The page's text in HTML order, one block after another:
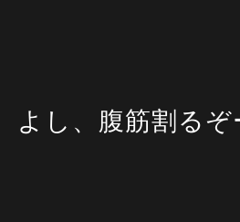
よし、腹筋割るぞ